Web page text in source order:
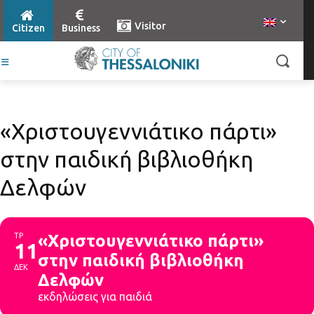
Citizen Business Visitor
«Χριστουγεννιάτικο πάρτι»
στην παιδική βιβλιοθήκη
Δελφών
ΤΡ
11
ΔΕΚ
«Χριστουγεννιάτικο πάρτι»
στην παιδική βιβλιοθήκη
Δελφών
εκδηλώσεις για παιδιά